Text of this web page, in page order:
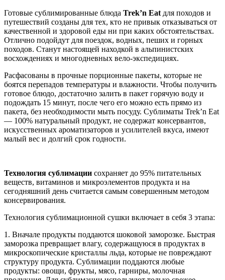
Готовые сублимированные блюда Trek’n Eat для походов и
путешествий созданы для тех, кто не привык отказываться от
качественной и здоровой еды ни при каких обстоятельствах.
Отлично подойдут для поездок, водных, пеших и горных
походов. Станут настоящей находкой в альпинистских
восхождениях и многодневных вело-экспедициях.
Расфасованы в прочные порционные пакеты, которые не
боятся перепадов температуры и влажности. Чтобы получить
готовое блюдо, достаточно залить в пакет горячую воду и
подождать 15 минут, после чего его можно есть прямо из
пакета, без необходимости мыть посуду. Сублиматы Trek’n Eat
— 100% натуральный продукт, не содержат консервантов,
искусственных ароматизаторов и усилителей вкуса, имеют
малый вес и долгий срок годности.
Технология сублимации сохраняет до 95% питательных
веществ, витаминов и микроэлементов продукта и на
сегодняшний день считается самым совершенным методом
консервирования.
Технология сублимационной сушки включает в себя 3 этапа:
1. Вначале продукты поддаются шоковой заморозке. Быстрая
заморозка превращает влагу, содержащуюся в продуктах в
микроскопические кристаллы льда, которые не повреждают
структуру продукта. Сублимации поддаются любые
продукты: овощи, фрукты, мясо, гарниры, молочная